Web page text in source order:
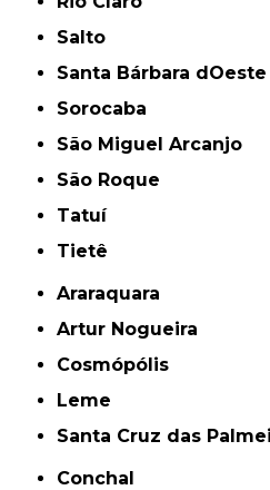
Salto
Santa Bárbara dOeste
Sorocaba
São Miguel Arcanjo
São Roque
Tatuí
Tietê
Araraquara
Artur Nogueira
Cosmópólis
Leme
Santa Cruz das
Conchal